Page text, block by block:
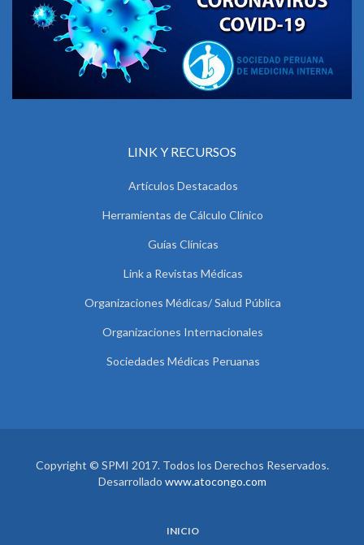
LINK Y RECURSOS
Artículos Destacados
Herramientas de Cálculo Clínico
Guías Clínicas
Link a Revistas Médicas
Organizaciones Médicas/ Salud Pública
Organizaciones Internacionales
Sociedades Médicas Peruanas
Copyright © SPMI 2017. Todos los Derechos Reservados.
Desarrollado www.atocongo.com
INICIO